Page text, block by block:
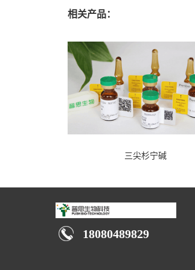
相关产品：
三尖杉宁碱
18080489829